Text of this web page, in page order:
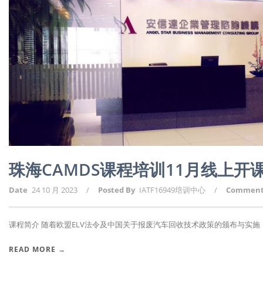
珠海CAMDS课程培训11月线上开
Date 24 10 月 2023 / Posted By IATF16949培训中心 /
课程简介 随着欧盟ELV法令及中国关于报废汽车回收技术政策的颁布与实施
READ MORE →